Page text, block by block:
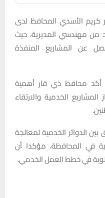
كريم الأسدي المحافظ لدى
من مهندسي المديرية، حيث
عن المشاريع المنفذة
أكد محافظ ذي قار أهمية
الخدمية والارتقاء
الدوائر الخدمية لمعالجة
في المحافظة، مؤكدا أن
في خطط العمل الخدمي.